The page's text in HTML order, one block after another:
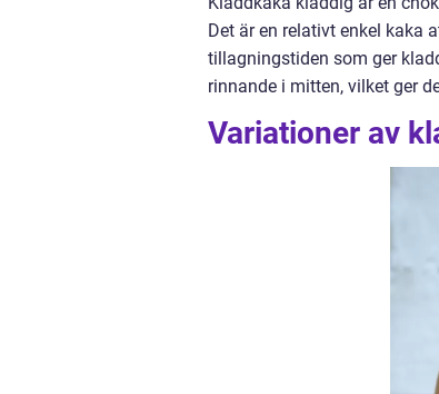
Det är en relativt enkel kaka
tillagningstiden som ger
rinnande i mitten, vilket ger
Variationer av